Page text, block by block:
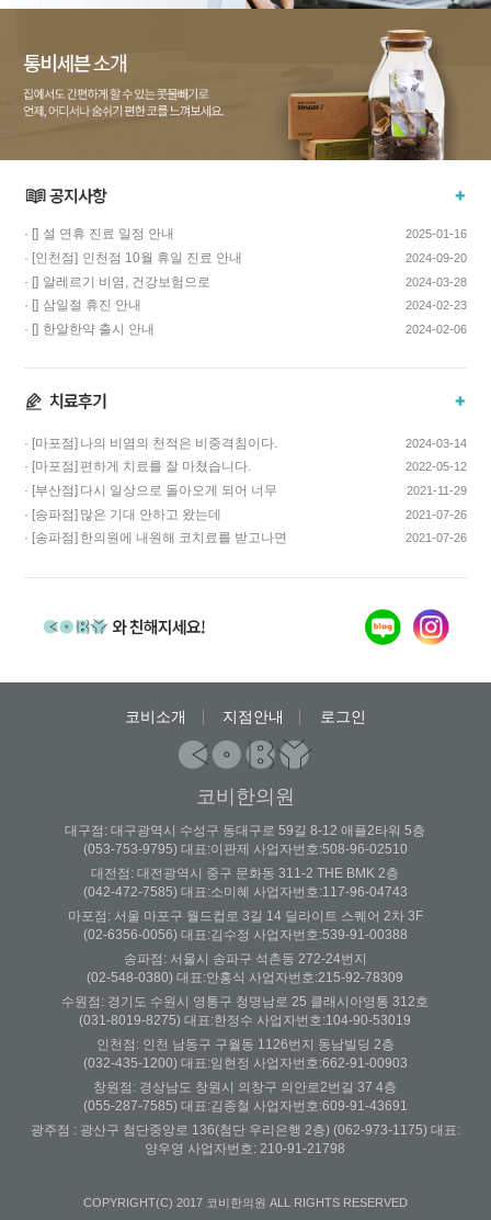
· [] 설 연휴 진료 일정 안내 2025-01-16
· [인천점] 인천점 10월 휴일 진료 안내 2024-09-20
· [] 알레르기 비염, 건강보험으로
치료하고 비용…
2024-03-28
· [] 삼일절 휴진 안내 2024-02-23
· [] 한알한약 출시 안내 2024-02-06
· [마포점] 나의 비염의 천적은 비중격침이다. 2024-03-14
· [마포점] 편하게 치료를 잘 마쳤습니다. 2022-05-12
· [부산점] 다시 일상으로 돌아오게 되어 너무
기쁩니다…
2021-11-29
· [송파점] 많은 기대 안하고 왔는데
코스요리처럼 이어…
2021-07-26
· [송파점] 한의원에 내원해 코치료를 받고나면
2021-07-26
코비소개 지점안내 로그인
코비한의원
대구점: 대구광역시 수성구 동대구로 59길 8-12 애플2타워 5층
(053-753-9795) 대표:이판제 사업자번호:508-96-02510
대전점: 대전광역시 중구 문화동 311-2 THE BMK 2층
(042-472-7585) 대표:소미혜 사업자번호:117-96-04743
마포점: 서울 마포구 월드컵로 3길 14 딜라이트 스퀘어 2차 3F
(02-6356-0056) 대표:김수정 사업자번호:539-91-00388
송파점: 서울시 송파구 석촌동 272-24번지
(02-548-0380) 대표:안홍식 사업자번호:215-92-78309
수원점: 경기도 수원시 영통구 청명남로 25 클래시아영통 312호
(031-8019-8275) 대표:한정수 사업자번호:104-90-53019
인천점: 인천 남동구 구월동 1126번지 동남빌딩 2층
(032-435-1200) 대표:임현정 사업자번호:662-91-00903
창원점: 경상남도 창원시 의창구 의안로2번길 37 4층
(055-287-7585) 대표:김종철 사업자번호:609-91-43691
광주점 : 광산구 첨단중앙로 136(첨단 우리은행 2층) (062-973-1175) 대표:
양우영 사업자번호: 210-91-21798
COPYRIGHT(C) 2017 코비한의원 ALL RIGHTS RESERVED